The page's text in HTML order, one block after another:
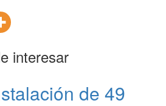
interesar
de 49